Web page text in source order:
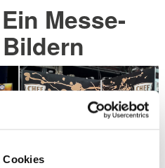
Cookies
Messe-